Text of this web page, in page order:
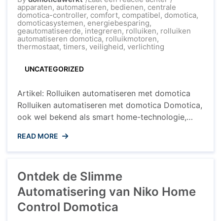
Optimaliseer
uw
Wooncomfort:
Rolluiken
apparaten, automatiseren, bedienen, centrale
domotica-controller, comfort, compatibel, domotica,
domoticasystemen, energiebesparing,
geautomatiseerde, integreren, rolluiken, rolluiken
automatiseren domotica, rolluikmotoren,
thermostaat, timers, veiligheid, verlichting
UNCATEGORIZED
Artikel: Rolluiken automatiseren met domotica
Rolluiken automatiseren met domotica Domotica,
ook wel bekend als smart home-technologie,
gemak in huis te verbeteren. Een van de
toepassingen van domotica is het automatiseren
slimme huisnetwerk, kunt u genieten van diverse
voordelen. Voordelen ...
READ MORE
Ontdek de Slimme
Automatisering van Niko Home
Control Domotica